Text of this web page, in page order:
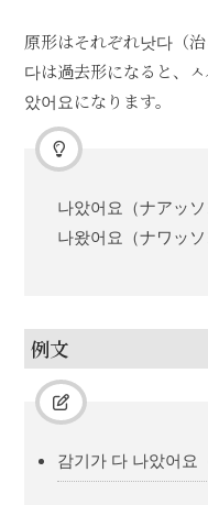
原形はそれぞれ낫다（
다は過去形になると、
았어요になります。
나았어요（ナアッ
나왔어요（ナワッ
例文
감기가 다 나았어요